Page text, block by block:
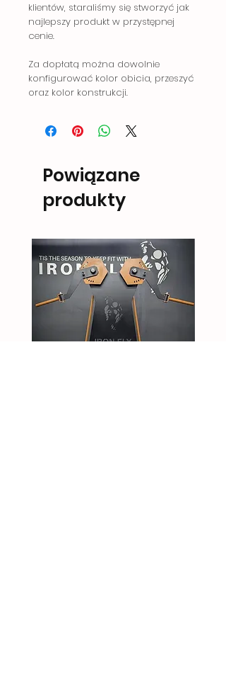
klientów, staraliśmy się stworzyć jak
najlepszy produkt w przystępnej
cenie.
Za dopłatą można dowolnie
konfigurować kolor obicia, przeszyć
oraz kolor konstrukcji.
Powiązane
produkty